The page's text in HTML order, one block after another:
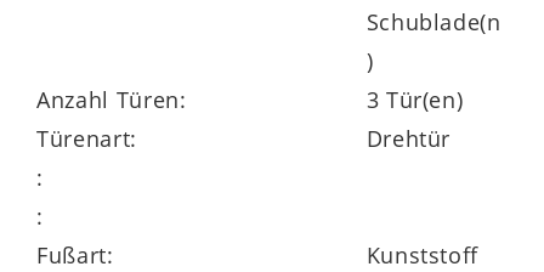
Viel Stauraum hinter edlem Glas
Doch diese Standvitrine ist nicht nur
optisch ein Blickfang, sondern auch
Schublade(n
)
Anzahl Türen:
3 Tür(en)
Türenart:
Drehtür
:
:
Fußart:
Kunststoff